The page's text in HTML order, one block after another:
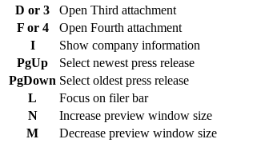
D or 3
Open Third attachment
F or 4
Open Fourth attachment
I
Show company information
PgUp
Select newest press release
PgDown Select oldest press release
L
Focus on filer bar
N
Increase preview window size
M
Decrease preview window size